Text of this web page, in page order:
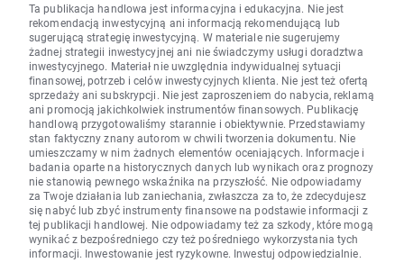
Ta publikacja handlowa jest informacyjna i edukacyjna. Nie jest
rekomendacją inwestycyjną ani informacją rekomendującą lub
sugerującą strategię inwestycyjną. W materiale nie sugerujemy
żadnej strategii inwestycyjnej ani nie świadczymy usługi doradztwa
inwestycyjnego. Materiał nie uwzględnia indywidualnej sytuacji
finansowej, potrzeb i celów inwestycyjnych klienta. Nie jest też ofertą
sprzedaży ani subskrypcji. Nie jest zaproszeniem do nabycia, reklamą
ani promocją jakichkolwiek instrumentów finansowych. Publikację
handlową przygotowaliśmy starannie i obiektywnie. Przedstawiamy
stan faktyczny znany autorom w chwili tworzenia dokumentu. Nie
umieszczamy w nim żadnych elementów oceniających. Informacje i
badania oparte na historycznych danych lub wynikach oraz prognozy
nie stanowią pewnego wskaźnika na przyszłość. Nie odpowiadamy
za Twoje działania lub zaniechania, zwłaszcza za to, że zdecydujesz
się nabyć lub zbyć instrumenty finansowe na podstawie informacji z
tej publikacji handlowej. Nie odpowiadamy też za szkody, które mogą
wynikać z bezpośredniego czy też pośredniego wykorzystania tych
informacji. Inwestowanie jest ryzykowne. Inwestuj odpowiedzialnie.